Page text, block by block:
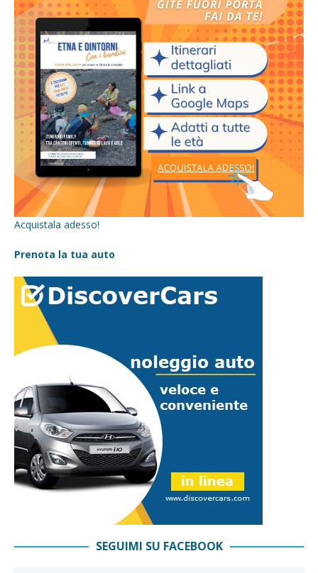
Acquistala adesso!
Prenota la tua auto
SEGUIMI SU FACEBOOK